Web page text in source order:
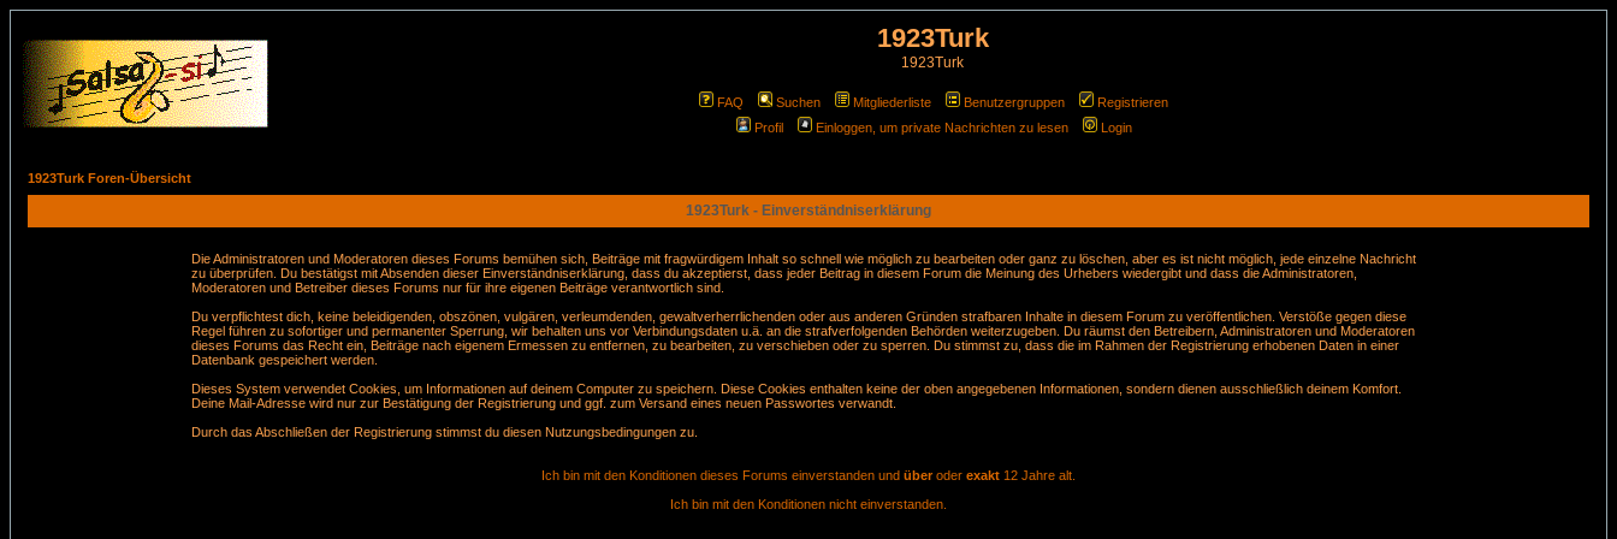
1923Turk
1923Turk
FAQ Suchen Mitgliederliste Benutzergruppen
Registrieren
Profil
Einloggen, um private Nachrichten zu lesen Login
1923Turk Foren-Übersicht
1923Turk - Einverständniserklärung
Die Administratoren und Moderatoren dieses Forums bemühen sich, Beiträge mit fragwürdigem Inhalt so schnell wie möglich zu bearbeiten oder ganz zu löschen, aber es ist nicht möglich, jede einzelne Nachricht
zu überprüfen. Du bestätigst mit Absenden dieser Einverständniserklärung, dass du akzeptierst, dass jeder Beitrag in diesem Forum die Meinung des Urhebers wiedergibt und dass die Administratoren,
Moderatoren und Betreiber dieses Forums nur für ihre eigenen Beiträge verantwortlich sind.
Du verpflichtest dich, keine beleidigenden, obszönen, vulgären, verleumdenden, gewaltverherrlichenden oder aus anderen Gründen strafbaren Inhalte in diesem Forum zu veröffentlichen. Verstöße gegen diese
Regel führen zu sofortiger und permanenter Sperrung, wir behalten uns vor Verbindungsdaten u.ä. an die strafverfolgenden Behörden weiterzugeben. Du räumst den Betreibern, Administratoren und Moderatoren
dieses Forums das Recht ein, Beiträge nach eigenem Ermessen zu entfernen, zu bearbeiten, zu verschieben oder zu sperren. Du stimmst zu, dass die im Rahmen der Registrierung erhobenen Daten in einer
Datenbank gespeichert werden.
Dieses System verwendet Cookies, um Informationen auf deinem Computer zu speichern. Diese Cookies enthalten keine der oben angegebenen Informationen, sondern dienen ausschließlich deinem Komfort.
Deine Mail-Adresse wird nur zur Bestätigung der Registrierung und ggf. zum Versand eines neuen Passwortes verwandt.
Durch das Abschließen der Registrierung stimmst du diesen Nutzungsbedingungen zu.
Ich bin mit den Konditionen dieses Forums einverstanden und über oder exakt 12 Jahre alt.
Ich bin mit den Konditionen nicht einverstanden.